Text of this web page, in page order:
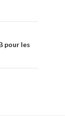
pour les